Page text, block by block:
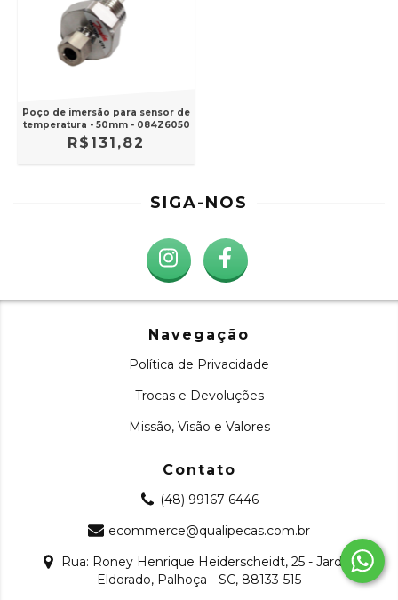
Poço de imersão para sensor de
temperatura - 50mm - 084Z6050
R$131,82
SIGA-NOS
Navegação
Política de Privacidade
Trocas e Devoluções
Missão, Visão e Valores
Contato
(48) 99167-6446
ecommerce@qualipecas.com.br
Rua: Roney Henrique Heiderscheidt, 25 - Jardim
Eldorado, Palhoça - SC, 88133-515